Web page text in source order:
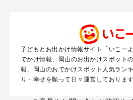
高梁・新見・吉備高原のプールお出
岡山の定番お出かけスポット
岡山の遊園地
岡山の動物園
子どもとお出かけ情報サイト「いこー
でかけ情報、岡山のお出かけスポット
報、岡山のおでかけスポット人気ラン
り・幸せを願って日々運営しております